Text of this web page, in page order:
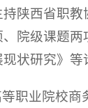
陕西省职
院级课题
状研究》等
职业院校